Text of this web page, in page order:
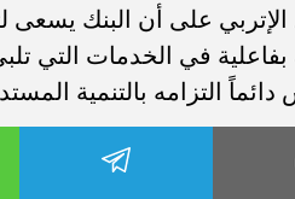
على أن البنك
في الخدمات التي
التزامه بالتنمية